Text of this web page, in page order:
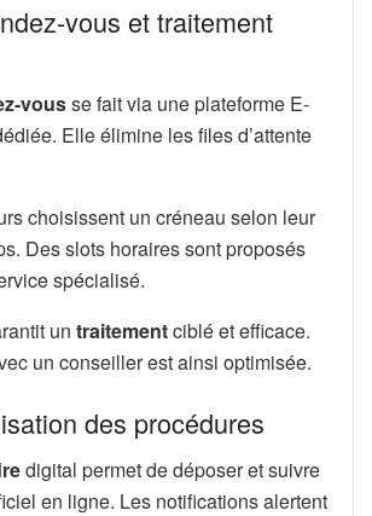
vous et traitement
vousse fait via une plateforme E-
Elle élimine les files d’attente
choisissent un créneau selon leur
Des slots horaires sont proposés
spécialisé.
un traitementciblé et efficace.
un conseiller est ainsi optimisée.
des procédures
digital permet de déposer et suivre
en ligne. Les notifications alertent